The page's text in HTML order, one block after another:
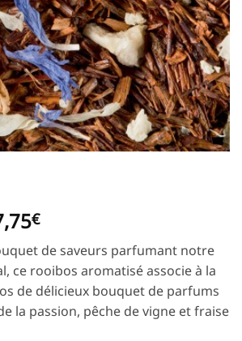
€
de saveurs parfumant notre
ce rooibos aromatisé associe à la
de délicieux bouquet de parfums
la passion, pêche de vigne et fraise